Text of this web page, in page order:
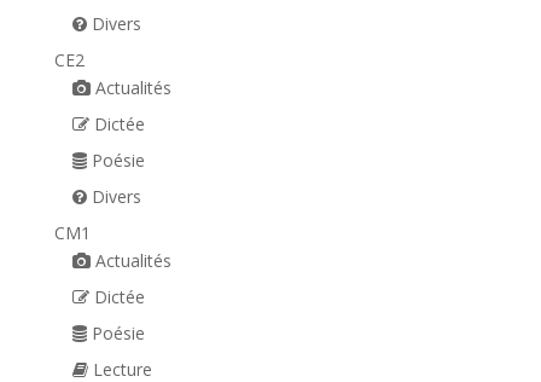
Divers
CE2
Actualités
Dictée
Poésie
Divers
CM1
Actualités
Dictée
Poésie
Lecture